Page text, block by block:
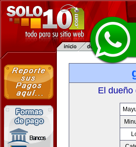
El dueño